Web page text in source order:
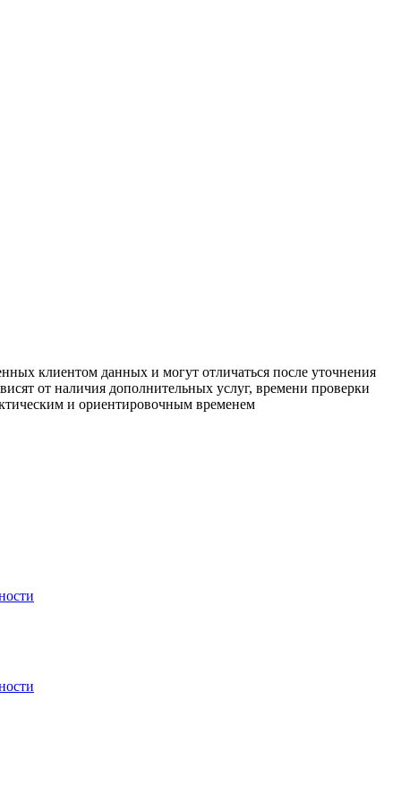
клиентом данных и могут отличаться после уточнения
от наличия дополнительных услуг, времени проверки
и ориентировочным временем